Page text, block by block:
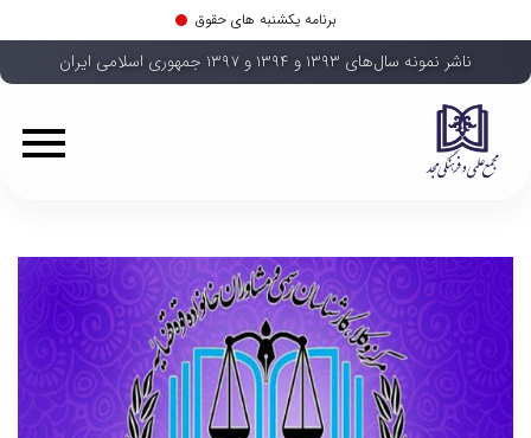
برنامه یکشنبه های حقوق
ناشر نمونه سال‌های ۱۳۹۳ و ۱۳۹۴ و ۱۳۹۷ جمهوری اسلامی ایران